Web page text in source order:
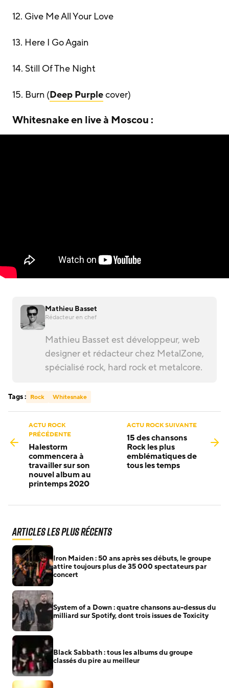
12. Give Me All Your Love
13. Here I Go Again
14. Still Of The Night
15. Burn (Deep Purplecover)
Whitesnake en live à Moscou :
Mathieu Basset
Rédacteur en chef
Mathieu Basset est développeur, web
designer et rédacteur chez MetalZone,
spécialisé rock, hard rock et metalcore.
Tags : Rock Whitesnake
ACTU ROCK
PRÉCÉDENTE
Halestorm
commencera à
travailler sur son
nouvel album au
printemps 2020
ACTU ROCK SUIVANTE
15 des chansons
Rock les plus
emblématiques de
tous les temps
Articles les plus récents
Iron Maiden : 50 ans après ses débuts, le groupe
attire toujours plus de 35 000 spectateurs par
concert
System of a Down : quatre chansons au-dessus du
milliard sur Spotify, dont trois issues de Toxicity
Black Sabbath : tous les albums du groupe
classés du pire au meilleur